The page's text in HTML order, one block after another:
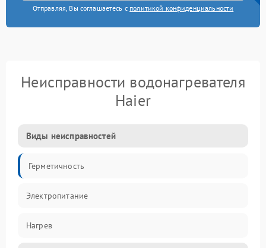
Отправляя, Вы соглашаетесь с политикой конфиденциальности
Неисправности водонагревателя
Haier
Виды неисправностей
Герметичность
Электропитание
Нагрев